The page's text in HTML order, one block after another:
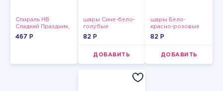
Спираль HB
Сладкий Праздник,
12 шт.
467 P
шары Сине-бело-
голубые
пастельные
82 P
ДОБАВИТЬ
шары Бело-
красно-розовые
пастельные
82 P
ДОБАВИТЬ